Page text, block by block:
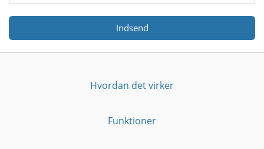
Indsend
Hvordan det virker
Funktioner